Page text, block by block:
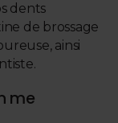
dents
de brossage
ainsi
me